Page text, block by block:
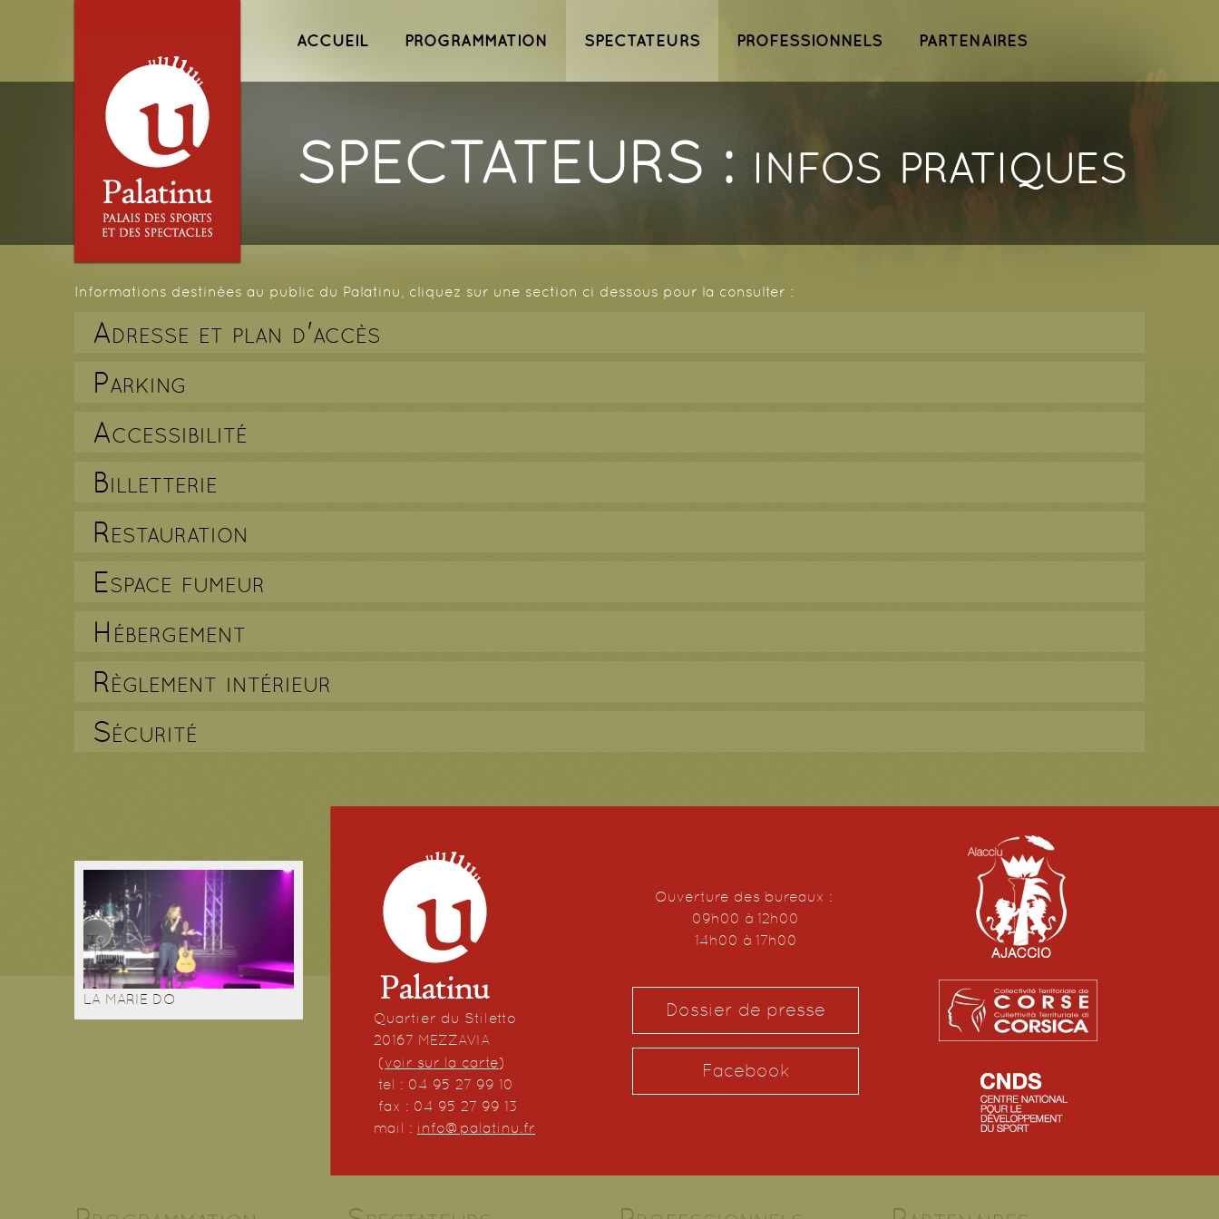
contenu
ACCUEIL PROGRAMMATION SPECTATEURS PROFESSIONNELS PARTENAIRES
SPECTATEURS : infos pratiques
Informations destinées au public du Palatinu, cliquez sur une section ci dessous pour la consulter :
Adresse et plan d'accès
Parking
Accessibilité
Billetterie
Restauration
Espace fumeur
Hébergement
Règlement intérieur
Sécurité
LA MARIE DO
Quartier du Stiletto
20167 MEZZAVIA
(voir sur la carte)
tel : 04 95 27 99 10
fax : 04 95 27 99 13
mail : info@palatinu.fr
Ouverture des bureaux :
09h00 à 12h00
14h00 à 17h00
Dossier de presse
Facebook